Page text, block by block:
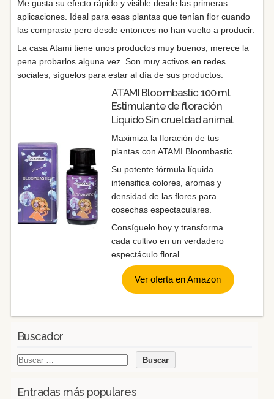
Me gusta su efecto rápido y visible desde las primeras
aplicaciones. Ideal para esas plantas que tenían flor cuando
las compraste pero desde entonces no han vuelto a producir.
La casa Atami tiene unos productos muy buenos, merece la
pena probarlos alguna vez. Son muy activos en redes
sociales, síguelos para estar al día de sus productos.
ATAMI Bloombastic 100 ml
Estimulante de floración
Líquido Sin crueldad animal
Maximiza la floración de tus
plantas con ATAMI Bloombastic.
Su potente fórmula líquida
intensifica colores, aromas y
densidad de las flores para
cosechas espectaculares.
Consíguelo hoy y transforma
cada cultivo en un verdadero
espectáculo floral.
Ver oferta en Amazon
Buscador
Entradas más populares